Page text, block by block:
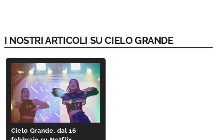
I NOSTRI ARTICOLI SU CIELO GRANDE
Cielo Grande, dal 16